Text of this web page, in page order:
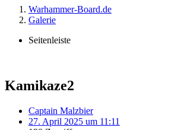
Warhammer-Board.de
Galerie
Seitenleiste
Kamikaze2
Captain Malzbier
27. April 2025 um 11:11